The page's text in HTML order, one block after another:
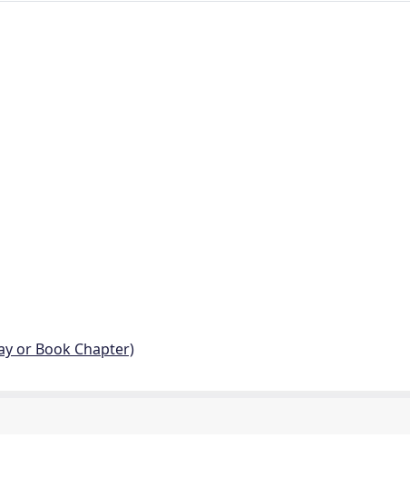
or Book Chapter)